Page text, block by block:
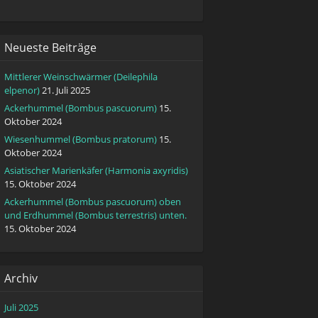
Neueste Beiträge
Mittlerer Weinschwärmer (Deilephila
elpenor)21. Juli 2025
Ackerhummel (Bombus pascuorum) 15.
Oktober 2024
Wiesenhummel (Bombus pratorum) 15.
Oktober 2024
Asiatischer Marienkäfer (Harmonia axyridis)
15. Oktober 2024
Ackerhummel (Bombus pascuorum) oben
und Erdhummel (Bombus terrestris) unten.
15. Oktober 2024
Archiv
Juli 2025